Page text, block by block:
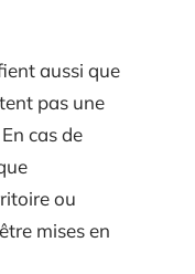
aussi que
pas une
En cas de
ou
mises en